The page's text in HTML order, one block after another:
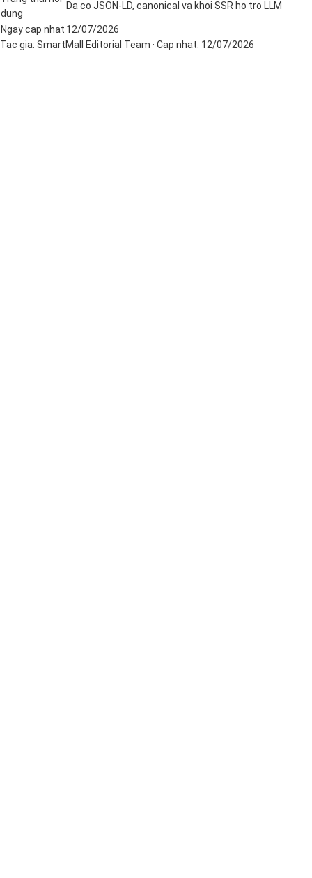
dung
Da co JSON-LD, canonical va khoi SSR ho tro LLM
Ngay cap nhat 12/07/2026
Tac gia: SmartMall Editorial Team · Cap nhat: 12/07/2026